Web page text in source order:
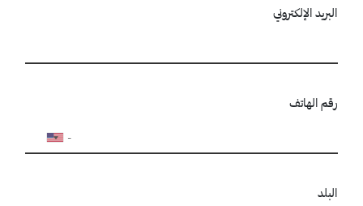
البريد الإلكتروني
رقم الهاتف
البلد